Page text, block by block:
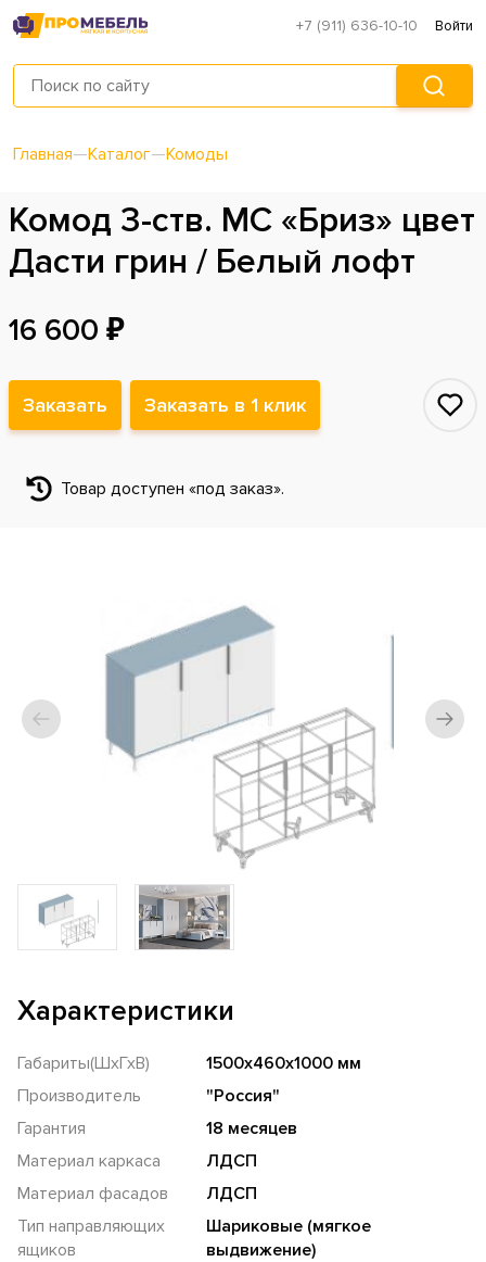
+7 (911) 636-10-10 Войти
Главная—Каталог—Комоды
Комод 3-ств. МС «Бриз» цвет
Дасти грин / Белый лофт
16 600 ₽
Заказать Заказать в 1 клик
Товар доступен «под заказ».
Характеристики
Габариты(ШхГхВ)
1500х460х1000 мм
Производитель
"Россия"
Гарантия
18 месяцев
Материал каркаса
ЛДСП
Материал фасадов
ЛДСП
Тип направляющих
ящиков
Шариковые (мягкое
выдвижение)